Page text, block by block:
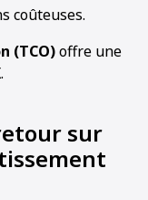
coûteuses.
(TCO)offre une
sur